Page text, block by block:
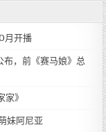
月开播
布，前《赛马娘》总
》
妹阿尼亚